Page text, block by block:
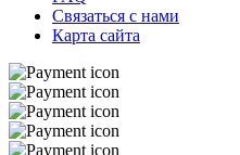
Связаться с нами
Карта сайта